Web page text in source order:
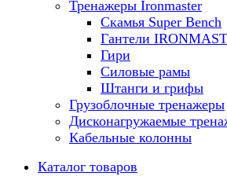
Тренажеры Ironmaster
Скамья Super Bench
Гантели
Гири
Силовые рамы
Штанги и грифы
Грузоблочные тренажеры
Дисконагружаемые
Кабельные колонны
Каталог товаров